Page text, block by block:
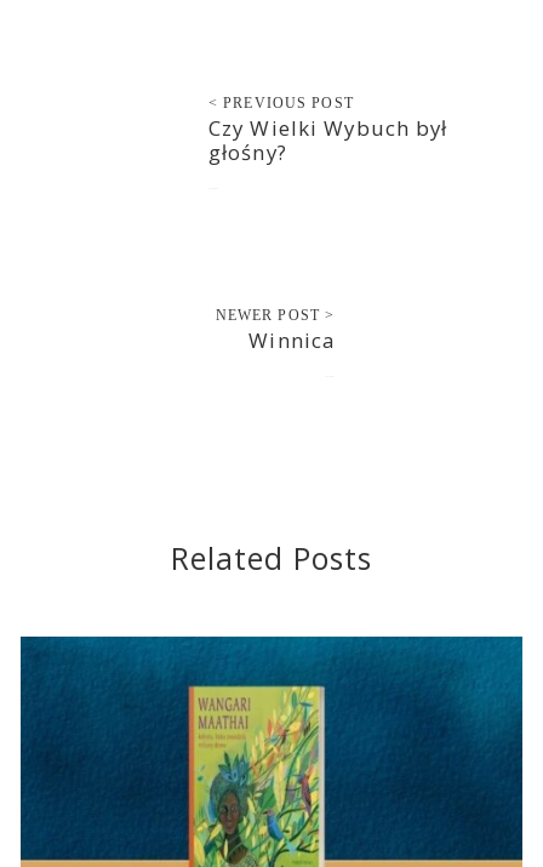
< PREVIOUS POST
Czy Wielki Wybuch był
głośny?
NEWER POST >
Winnica
Related Posts